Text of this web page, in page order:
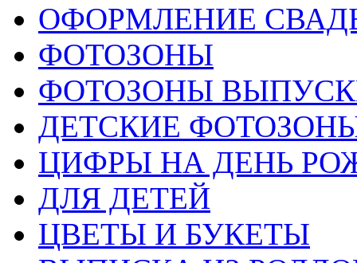
ОФОРМЛЕНИЕ
ФОТОЗОНЫ
ФОТОЗОНЫ
ДЕТСКИЕ
ЦИФРЫ НА ДЕНЬ
ДЛЯ ДЕТЕЙ
ЦВЕТЫ И БУКЕТЫ